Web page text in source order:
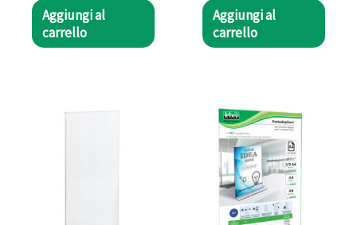
Aggiungi al
carrello
Aggiungi al
carrello